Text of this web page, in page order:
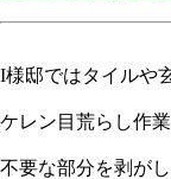
I様邸ではタイルや
ケレン目荒らし作業
不要な部分を剥がし